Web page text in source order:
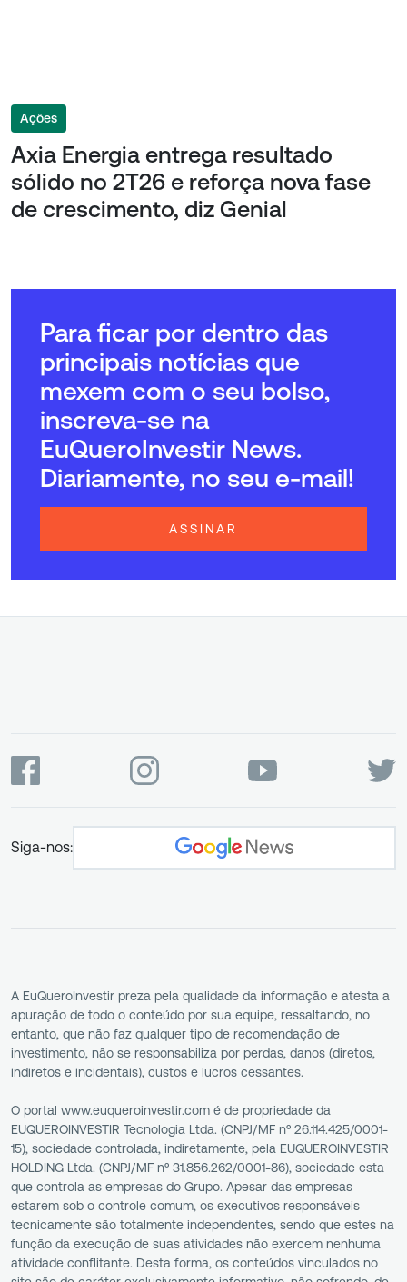
Ações
Axia Energia entrega resultado
sólido no 2T26 e reforça nova fase
de crescimento, diz Genial
Para ficar por dentro das
principais notícias que
mexem com o seu bolso,
inscreva-se na
EuQueroInvestir News.
Diariamente, no seu e-mail!
ASSINAR
Siga-nos:
A EuQueroInvestir preza pela qualidade da informação e atesta a
apuração de todo o conteúdo por sua equipe, ressaltando, no
entanto, que não faz qualquer tipo de recomendação de
investimento, não se responsabiliza por perdas, danos (diretos,
indiretos e incidentais), custos e lucros cessantes.
O portal www.euqueroinvestir.com é de propriedade da
EUQUEROINVESTIR Tecnologia Ltda. (CNPJ/MF nº 26.114.425/0001-
15), sociedade controlada, indiretamente, pela EUQUEROINVESTIR
HOLDING Ltda. (CNPJ/MF nº 31.856.262/0001-86), sociedade esta
que controla as empresas do Grupo. Apesar das empresas
estarem sob o controle comum, os executivos responsáveis
tecnicamente são totalmente independentes, sendo que estes na
função da execução de suas atividades não exercem nenhuma
atividade conflitante. Desta forma, os conteúdos vinculados no